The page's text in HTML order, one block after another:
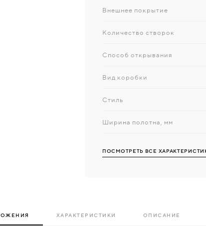
Внешнее покрытие
Количество створок
Способ открывания
Вид коробки
Стиль
Ширина полотна, мм
ПОСМОТРЕТЬ ВСЕ
ХАРАКТЕРИСТИКИ ОПИСАНИЕ